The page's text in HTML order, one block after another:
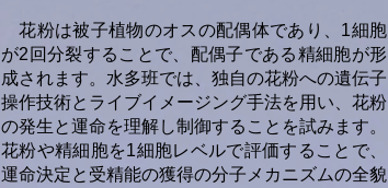
花粉は被子植物のオスの配偶体であり、1細胞
が2回分裂することで、配偶子である精細胞が形
成されます。水多班では、 独自の花粉への遺伝子
操作技術とライブイメージング手法を用い、花粉
の発生と運命を理解し制御することを試みます。
花粉や精細胞を1細胞レベルで評価することで、
運命決定と受精能の獲得の分子メカニズムの全貌